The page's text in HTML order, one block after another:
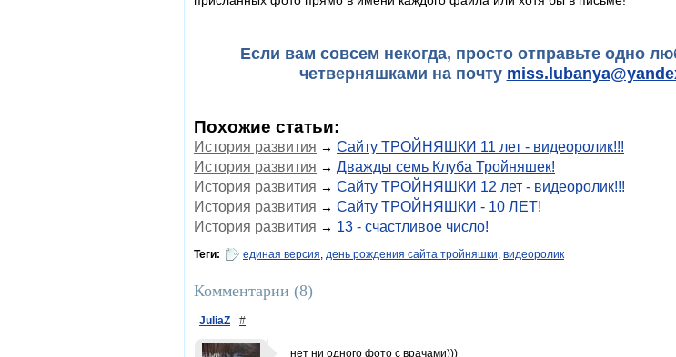
Если вам совсем некогда, просто отправьте одно
четверняшками на почту
Похожие статьи:
История развития → Сайту ТРОЙНЯШКИ 11 лет - видеоролик!!!
История развития → Дважды семь Клуба Тройняшек!
История развития → Сайту ТРОЙНЯШКИ 12 лет - видеоролик!!!
История развития → Сайту ТРОЙНЯШКИ - 10 ЛЕТ!
История развития → 13 - счастливое число!
Теги: единая версия, день рождения сайта тройняшки, видеоролик
Комментарии (8)
JuliaZ #
нет ни одного фото с врачами)))